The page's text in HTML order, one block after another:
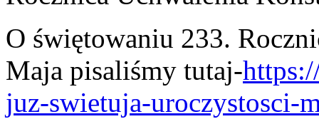
O świętowaniu 233.
Maja pisaliśmy tutaj-
juz-swietuja-uroczystosci-